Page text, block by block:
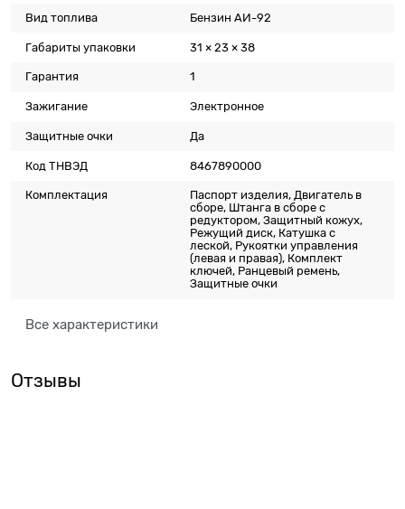
Вид топлива Бензин АИ-92
Габариты упаковки 31 × 23 × 38
Гарантия 1
Зажигание Электронное
Защитные очки Да
Код ТНВЭД 8467890000
Комплектация
Паспорт изделия, Двигатель в
сборе, Штанга в сборе с
редуктором, Защитный кожух,
Режущий диск, Катушка с
леской, Рукоятки управления
(левая и правая), Комплект
ключей, Ранцевый ремень,
Защитные очки
Все характеристики
Отзывы